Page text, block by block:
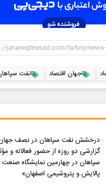
جهان اقتصاد نفت
درخشش نفت سپاهان در نصف
گزارشی دو روزه از حضور فعالانه و
سپاهان در چهارمین نمایشگاه صنعت
پالایش و پتروشیمی اصفهان»